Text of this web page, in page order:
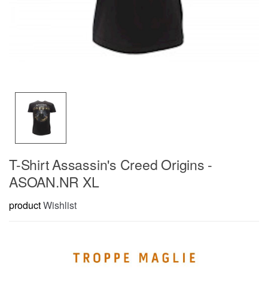
T-Shirt Assassin's Creed Origins -
ASOAN.NR XL
productWishlist